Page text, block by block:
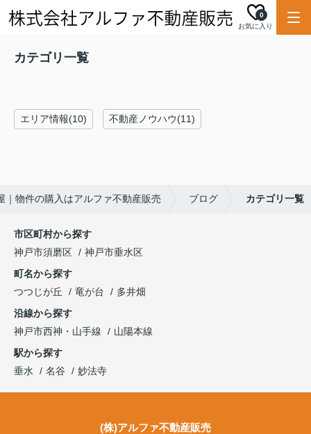
お気に入り
0
カテゴリ一覧
エリア情報(10) 不動産ノウハウ(11)
｜物件の購入はアルファ不動産販売 ブログ カテゴリ一覧
市区町村から探す
神戸市須磨区
神戸市垂水区
町名から探す
つつじが丘
竜が台
多井畑
沿線から探す
神戸市西神・山手線
山陽本線
駅から探す
垂水
名谷 妙法寺
(株)アルファ不動産販売